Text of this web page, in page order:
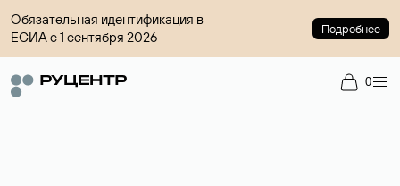
Обязательная идентификация в
ЕСИА с 1 сентября 2026
Подробнее
0